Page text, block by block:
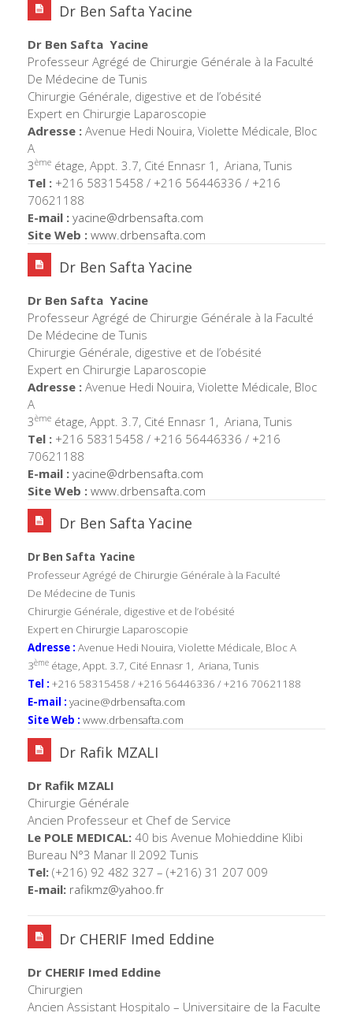
Dr Ben Safta Yacine
Dr Ben Safta Yacine
Professeur Agrégé de Chirurgie Générale à la Faculté
De Médecine de Tunis
Chirurgie Générale, digestive et de l’obésité
Expert en Chirurgie Laparoscopie
Adresse : Avenue Hedi Nouira, Violette Médicale, Bloc
A
3ème étage, Appt. 3.7, Cité Ennasr 1, Ariana, Tunis
Tel : +216 58315458 / +216 56446336 / +216
70621188
E-mail : yacine@drbensafta.com
Site Web : www.drbensafta.com
Dr Ben Safta Yacine
Dr Ben Safta Yacine
Professeur Agrégé de Chirurgie Générale à la Faculté
De Médecine de Tunis
Chirurgie Générale, digestive et de l’obésité
Expert en Chirurgie Laparoscopie
Adresse : Avenue Hedi Nouira, Violette Médicale, Bloc
A
3ème étage, Appt. 3.7, Cité Ennasr 1, Ariana, Tunis
Tel : +216 58315458 / +216 56446336 / +216
70621188
E-mail : yacine@drbensafta.com
Site Web : www.drbensafta.com
Dr Ben Safta Yacine
Dr Ben Safta Yacine
Professeur Agrégé de Chirurgie Générale à la Faculté
De Médecine de Tunis
Chirurgie Générale, digestive et de l’obésité
Expert en Chirurgie Laparoscopie
Adresse : Avenue Hedi Nouira, Violette Médicale, Bloc A
3ème étage, Appt. 3.7, Cité Ennasr 1, Ariana, Tunis
Tel : +216 58315458 / +216 56446336 / +216 70621188
E-mail : yacine@drbensafta.com
Site Web : www.drbensafta.com
Dr Rafik MZALI
Dr Rafik MZALI
Chirurgie Générale
Ancien Professeur et Chef de Service
Le POLE MEDICAL: 40 bis Avenue Mohieddine Klibi
Bureau N°3 Manar II 2092 Tunis
Tel: (+216) 92 482 327 – (+216) 31 207 009
E-mail: rafikmz@yahoo.fr
Dr CHERIF Imed Eddine
Dr CHERIF Imed Eddine
Chirurgien
Ancien Assistant Hospitalo – Universitaire de la Faculte